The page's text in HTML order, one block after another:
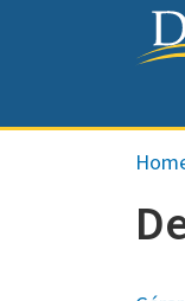
Salta al contenuto